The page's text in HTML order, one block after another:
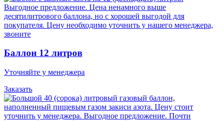
Баллон 12 литров
Уточняйте у менеджера
Заказать